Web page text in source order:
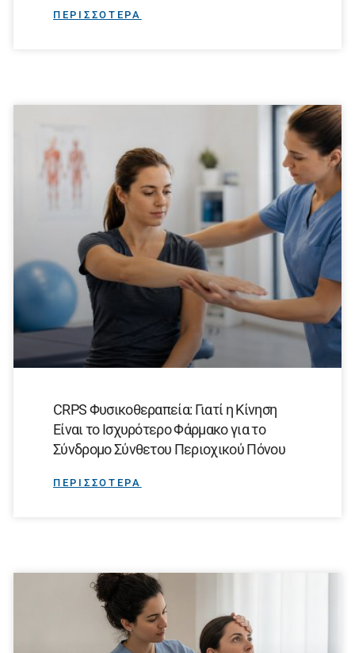
ΠΕΡΙΣΣΟΤΕΡΑ
CRPS Φυσικοθεραπεία: Γιατί η Κίνηση
Είναι το Ισχυρότερο Φάρμακο για το
Σύνδρομο Σύνθετου Περιοχικού Πόνου
ΠΕΡΙΣΣΟΤΕΡΑ